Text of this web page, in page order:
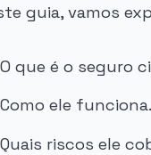
guia, vamos
O que é o seguro
Como ele funciona.
Quais riscos ele